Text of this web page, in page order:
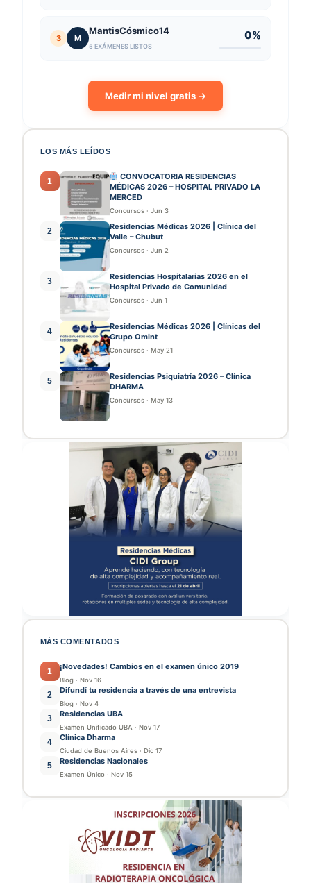
3 M
MantisCósmico14
5 EXÁMENES LISTOS
0%
Medir mi nivel gratis →
LOS MÁS LEÍDOS
1
CONVOCATORIA RESIDENCIAS
MÉDICAS 2026 – HOSPITAL PRIVADO LA
MERCED
Concursos · Jun 3
2
Residencias Médicas 2026 | Clínica del
Valle – Chubut
Concursos · Jun 2
3
Residencias Hospitalarias 2026 en el
Hospital Privado de Comunidad
Concursos · Jun 1
4
Residencias Médicas 2026 | Clínicas del
Grupo Omint
Concursos · May 21
5
Residencias Psiquiatría 2026 – Clínica
DHARMA
Concursos · May 13
MÁS COMENTADOS
1 ¡Novedades! Cambios en el examen único 2019
Blog · Nov 16
2 Difundí tu residencia a través de una entrevista
Blog · Nov 4
3 Residencias UBA
Examen Unificado UBA · Nov 17
4 Clínica Dharma
Ciudad de Buenos Aires · Dic 17
5 Residencias Nacionales
Examen Único · Nov 15